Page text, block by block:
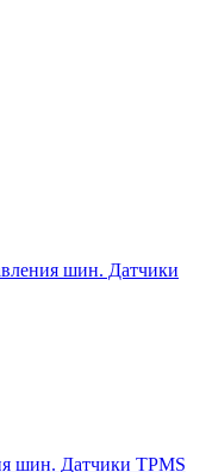
шин. Датчики
шин. Датчики TPMS